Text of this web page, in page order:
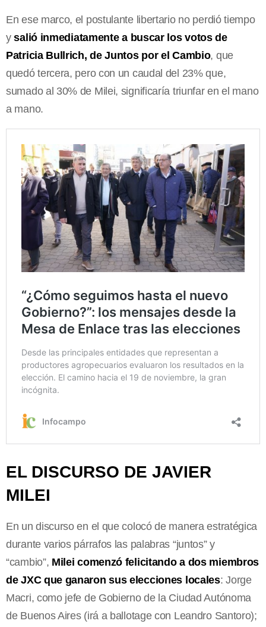
En ese marco, el postulante libertario no perdió tiempo
ysalió inmediatamente a buscar los votos de
Patricia Bullrich, de Juntos por el Cambio, que
quedó tercera, pero con un caudal del 23% que,
sumado al 30% de Milei, significaría triunfar en el mano
a mano.
EL DISCURSO DE JAVIER
MILEI
En un discurso en el que colocó de manera estratégica
durante varios párrafos las palabras “juntos” y
“cambio”, Milei comenzó felicitando a dos miembros
de JXC que ganaron sus elecciones locales: Jorge
Macri, como jefe de Gobierno de la Ciudad Autónoma
de Buenos Aires (irá a ballotage con Leandro Santoro);